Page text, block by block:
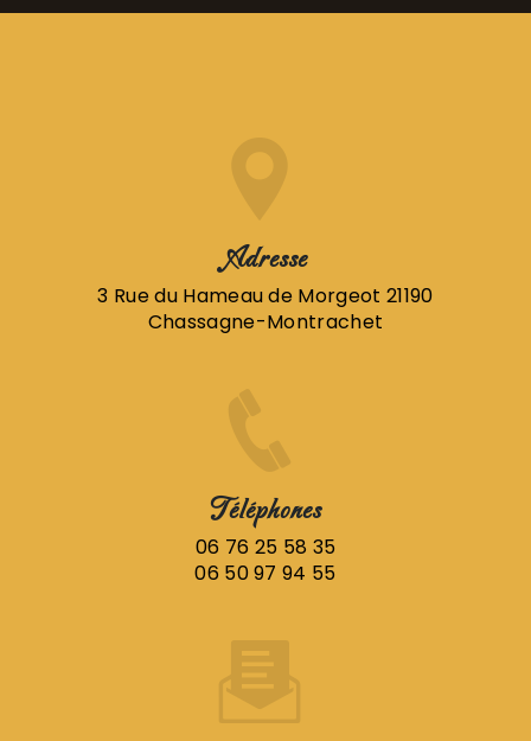
Adresse
3 Rue du Hameau de Morgeot 21190
Chassagne-Montrachet
Téléphones
06 76 25 58 35
06 50 97 94 55